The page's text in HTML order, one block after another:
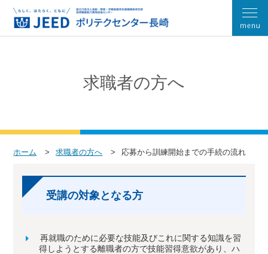
求職者の方へ
ホーム 求職者の方へ 応募から訓練開始までの手続の流れ
受講の対象となる方
再就職のために必要な技能及びこれに関する知識を習
得しようとする離職者の方で技能習得意欲があり、ハ